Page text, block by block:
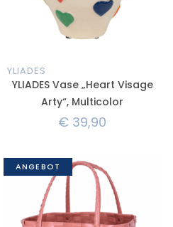
YLIADES
YLIADES Vase „Heart Visage
Arty“, Multicolor
€ 39,90
ANGEBOT